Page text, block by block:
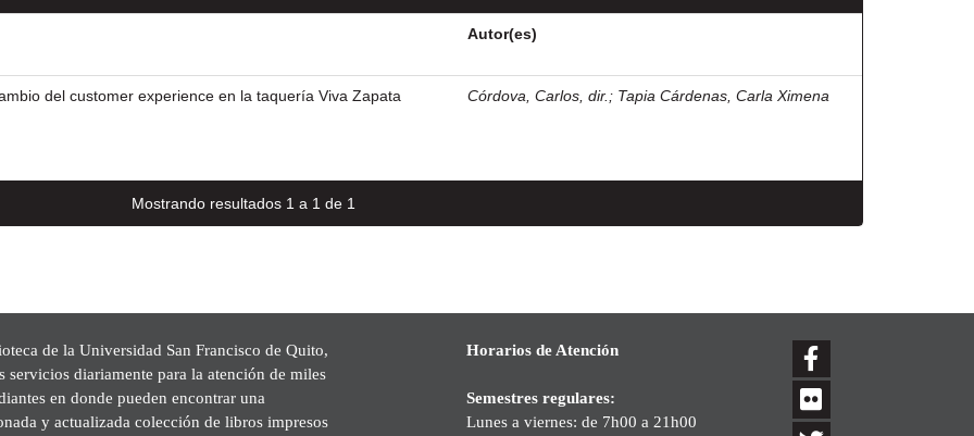
Autor(es)
del customer experience en la taquería Viva Zapata Córdova, Carlos, dir. ; Tapia Cárdenas, Carla Ximena
Mostrando resultados 1 a 1 de 1
de la Universidad San Francisco de Quito,
servicios diariamente para la atención de miles
en donde pueden encontrar una
y actualizada colección de libros impresos
Horarios de Atención
Semestres regulares:
Lunes a viernes: de 7h00 a 21h00